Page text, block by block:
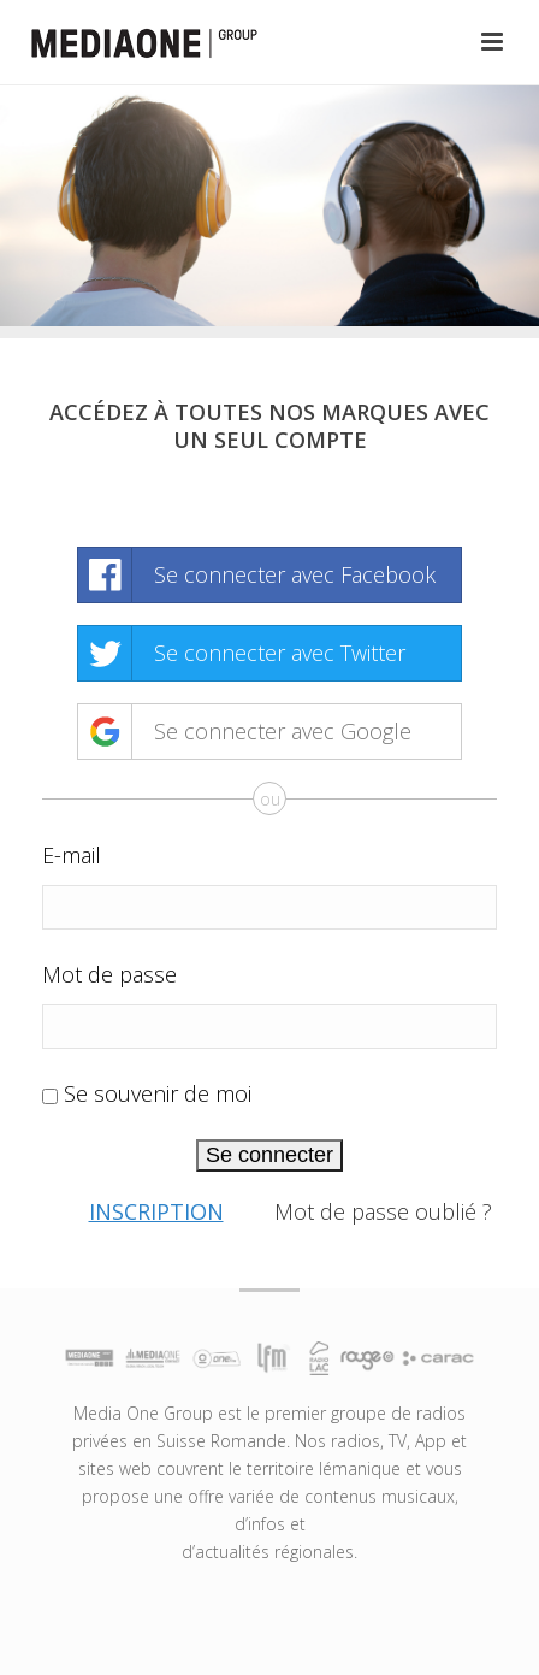
ACCÉDEZ À TOUTES NOS MARQUES AVEC
UN SEUL COMPTE
Se connecter avec Facebook
Se connecter avec Twitter
Se connecter avec Google
ou
E-mail
Mot de passe
Se souvenir de moi
Se connecter
INSCRIPTION Mot de passe oublié ?
Media One Group est le premier groupe de radios
privées en Suisse Romande. Nos radios, TV, App et
sites web couvrent le territoire lémanique et vous
propose une offre variée de contenus musicaux,
d’infos et
d’actualités régionales.